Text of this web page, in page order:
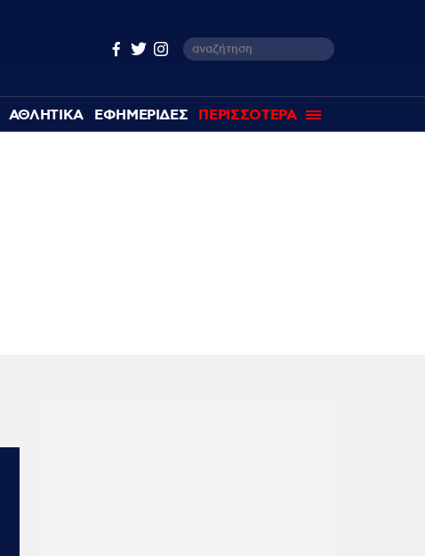
ΑΘΛΗΤΙΚΑ ΕΦΗΜΕΡΙΔΕΣ ΠΕΡΙΣΣΟΤΕΡΑ